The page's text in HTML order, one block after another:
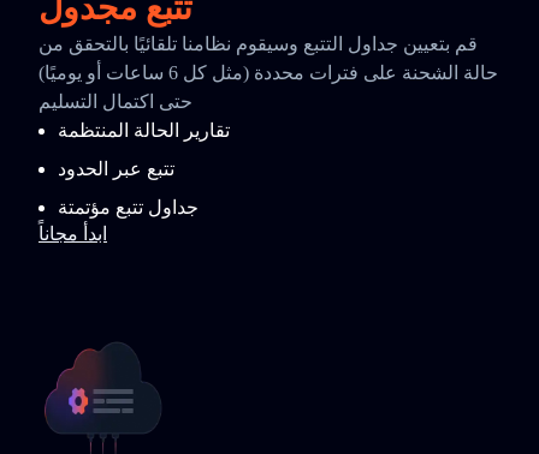
تتبع مجدول
قم بتعيين جداول التتبع وسيقوم نظامنا تلقائيًا بالتحقق من
حالة الشحنة على فترات محددة (مثل كل 6 ساعات أو يوميًا)
حتى اكتمال التسليم
تقارير الحالة المنتظمة
تتبع عبر الحدود
جداول تتبع مؤتمتة
ابدأ مجاناً